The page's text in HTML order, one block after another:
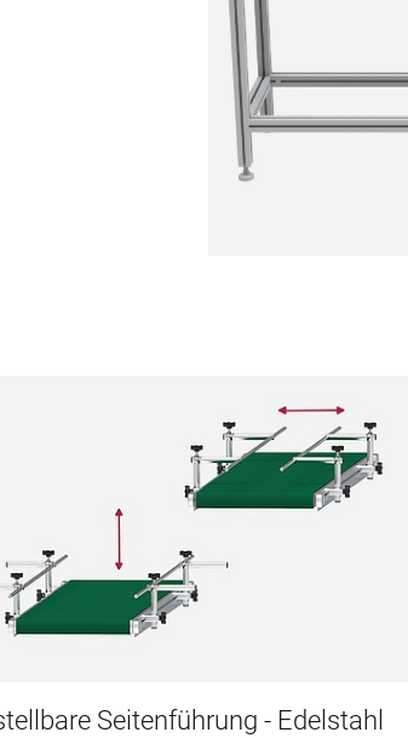
Seitenführung - Edelstahl